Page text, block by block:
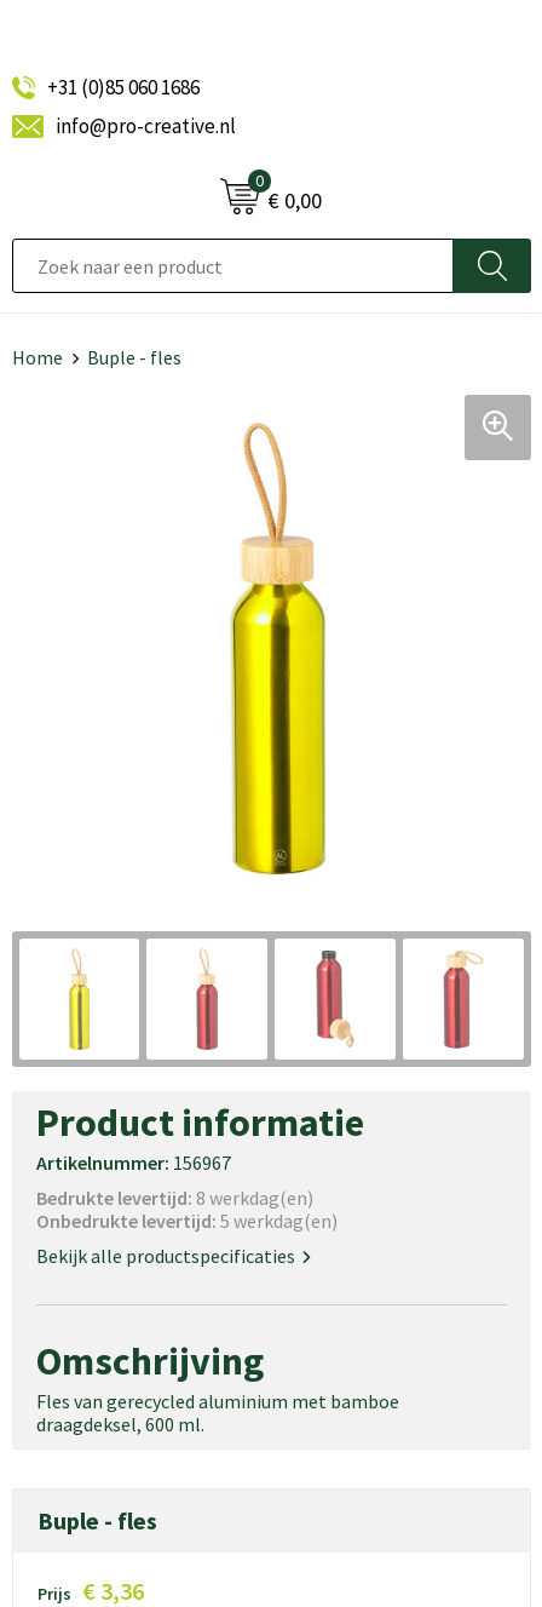
+31 (0)85 060 1686
info@pro-creative.nl
0
€ 0,00
Home Buple - fles
Product informatie
Artikelnummer: 156967
Bedrukte levertijd: 8 werkdag(en)
Onbedrukte levertijd: 5 werkdag(en)
Bekijk alle productspecificaties
Omschrijving
Fles van gerecycled aluminium met bamboe
draagdeksel, 600 ml.
Buple - fles
Prijs € 3,36